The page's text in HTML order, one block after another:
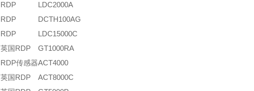
RDP
LDC2000A
RDP
DCTH100AG
RDP
LDC15000C
英国RDP
GT1000RA
RDP传感器ACT4000
英国RDP
ACT8000C